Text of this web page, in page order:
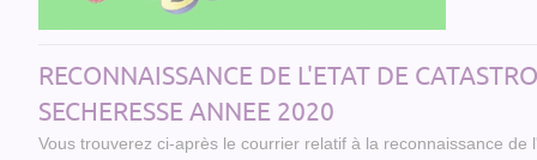
RECONNAISSANCE DE L'ETAT DE
SECHERESSE ANNEE 2020
Vous trouverez ci-après le courrier relatif à la reconnaissance